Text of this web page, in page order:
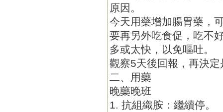
原因。
今天用藥增加腸胃藥，
要再另外吃食促，吃不
多或太快，以免嘔吐。
觀察5天後回報，再決
二、用藥
晚藥晚班
1. 抗組織胺：繼續停。